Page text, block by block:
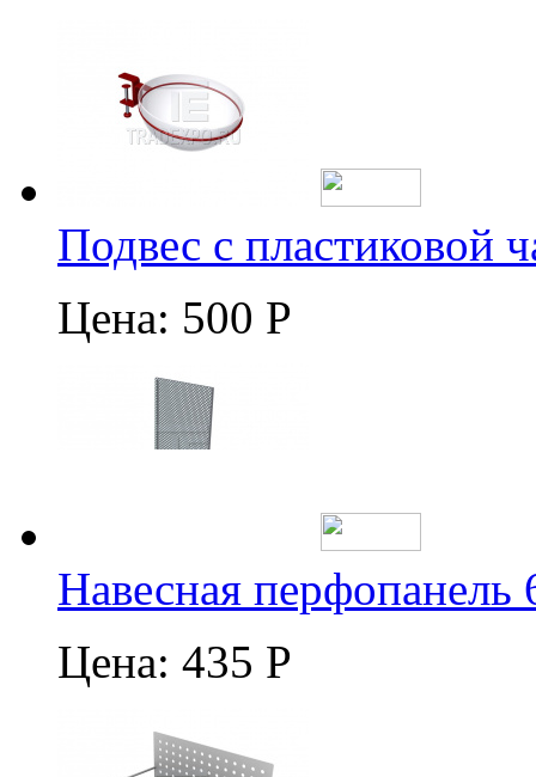
Подвес с пластиковой
Цена: 500 Р
Навесная перфопанель
Цена: 435 Р